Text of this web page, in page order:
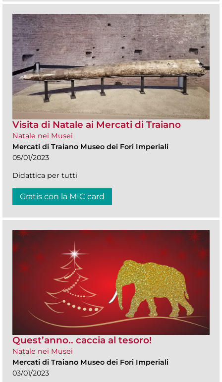
Visita di Natale ai Mercati di Traiano
Natale nei Musei
Mercati di Traiano Museo dei Fori Imperiali
05/01/2023
Didattica per tutti
Gratis con la MIC card
Quest’anno.. caccia al tesoro!
Natale nei Musei
Mercati di Traiano Museo dei Fori Imperiali
03/01/2023